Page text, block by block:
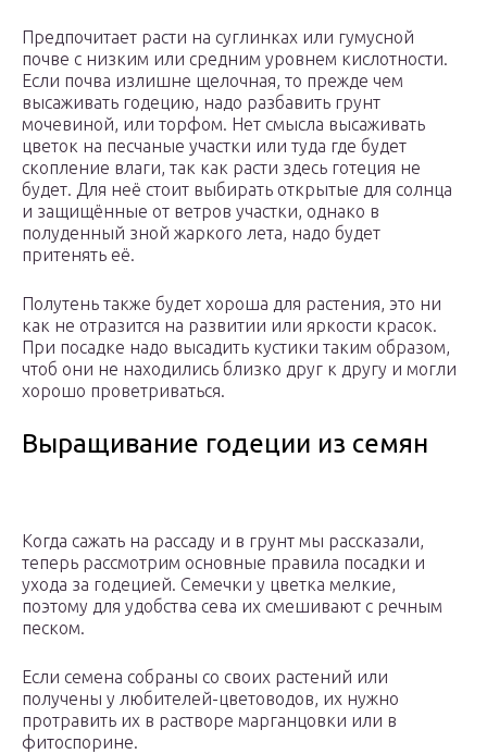
Предпочитает расти на суглинках или гумусной
почве с низким или средним уровнем кислотности.
Если почва излишне щелочная, то прежде чем
высаживать годецию, надо разбавить грунт
мочевиной, или торфом. Нет смысла высаживать
цветок на песчаные участки или туда где будет
скопление влаги, так как расти здесь готеция не
будет. Для неё стоит выбирать открытые для солнца
и защищённые от ветров участки, однако в
полуденный зной жаркого лета, надо будет
притенять её.
Полутень также будет хороша для растения, это ни
как не отразится на развитии или яркости красок.
При посадке надо высадить кустики таким образом,
чтоб они не находились близко друг к другу и могли
хорошо проветриваться.
Выращивание годеции из семян
Когда сажать на рассаду и в грунт мы рассказали,
теперь рассмотрим основные правила посадки и
ухода за годецией. Семечки у цветка мелкие,
поэтому для удобства сева их смешивают с речным
песком.
Если семена собраны со своих растений или
получены у любителей-цветоводов, их нужно
протравить их в растворе марганцовки или в
фитоспорине.